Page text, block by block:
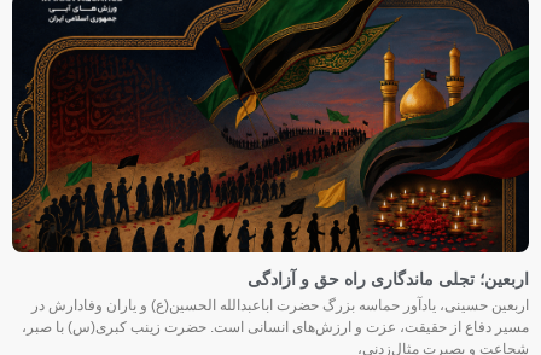
اربعین؛ تجلی ماندگاری راه حق و آزادگی
اربعین حسینی، یادآور حماسه بزرگ حضرت اباعبدالله الحسین(ع) و یاران وفادارش در
مسیر دفاع از حقیقت، عزت و ارزش‌های انسانی است. حضرت زینب کبری(س) با صبر،
شجاعت و بصیرت مثال‌زدنی،